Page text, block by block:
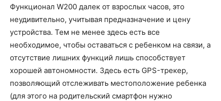
Функционал W200 далек от взрослых часов, это
неудивительно, учитывая предназначение и цену
устройства. Тем не менее здесь есть все
необходимое, чтобы оставаться с ребенком на связи, а
отсутствие лишних функций лишь способствует
хорошей автономности. Здесь есть GPS-трекер,
позволяющий отслеживать местоположение ребенка
(для этого на родительский смартфон нужно